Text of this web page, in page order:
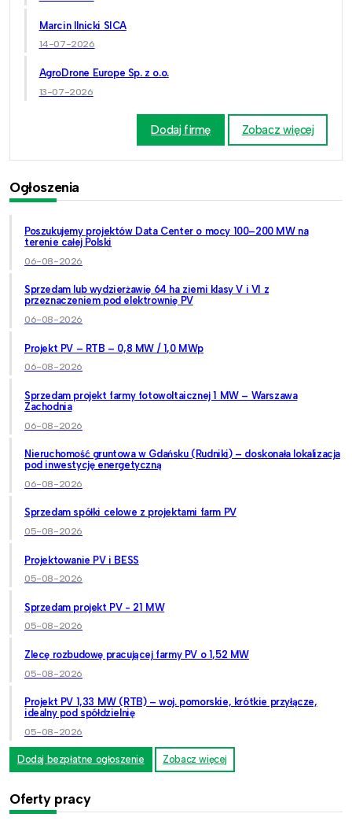
Marcin Ilnicki SICA
14-07-2026
AgroDrone Europe Sp. z o.o.
13-07-2026
Dodaj firmę Zobacz więcej
Ogłoszenia
Poszukujemy projektów Data Center o mocy 100–200 MW na
terenie całej Polski
06-08-2026
Sprzedam lub wydzierżawię 64 ha ziemi klasy V i VI z
przeznaczeniem pod elektrownię PV
06-08-2026
Projekt PV – RTB – 0,8 MW / 1,0 MWp
06-08-2026
Sprzedam projekt farmy fotowoltaicznej 1 MW – Warszawa
Zachodnia
06-08-2026
Nieruchomość gruntowa w Gdańsku (Rudniki) – doskonała lokalizacja
pod inwestycję energetyczną
06-08-2026
Sprzedam spółki celowe z projektami farm PV
05-08-2026
Projektowanie PV i BESS
05-08-2026
Sprzedam projekt PV - 21 MW
05-08-2026
Zlecę rozbudowę pracującej farmy PV o 1,52 MW
05-08-2026
Projekt PV 1,33 MW (RTB) – woj. pomorskie, krótkie przyłącze,
idealny pod spółdzielnię
05-08-2026
Dodaj bezpłatne ogłoszenie Zobacz więcej
Oferty pracy